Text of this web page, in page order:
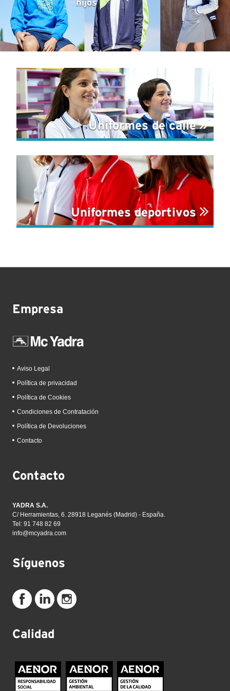
hijos
Uniformes de calle
Uniformes deportivos
Empresa
Aviso Legal
Política de privacidad
Política de Cookies
Condiciones de Contratación
Política de Devoluciones
Contacto
Contacto
YADRA S.A.
C/ Herramientas, 6. 28918 Leganés (Madrid) - España.
Tel: 91 748 82 69
info@mcyadra.com
Síguenos
Calidad